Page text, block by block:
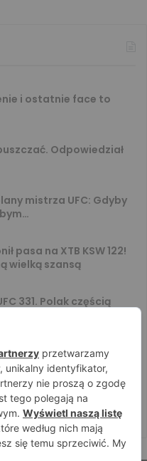
i ostatnie face to
Odpowiedział
mistrza UFC: Gdyby
pasa na XTB KSW 122!
wielką szansą
331. Polak częścią
32. Bartosz Szachta
o ranking! Na XTB